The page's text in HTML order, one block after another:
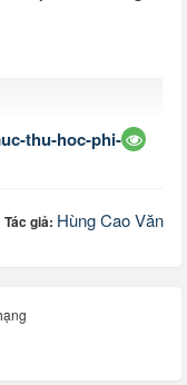
thu-hoc-phi-
Tác giả: Hùng Cao Văn